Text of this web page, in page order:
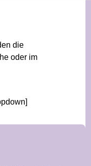
die
oder im